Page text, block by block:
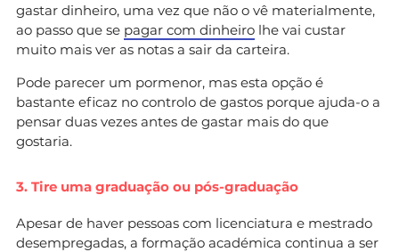
gastar dinheiro, uma vez que não o vê materialmente,
ao passo que se pagar com dinheiro lhe vai custar
muito mais ver as notas a sair da carteira.
Pode parecer um pormenor, mas esta opção é
bastante eficaz no controlo de gastos porque ajuda-o a
pensar duas vezes antes de gastar mais do que
gostaria.
3. Tire uma graduação ou pós-graduação
Apesar de haver pessoas com licenciatura e mestrado
desempregadas, a formação académica continua a ser